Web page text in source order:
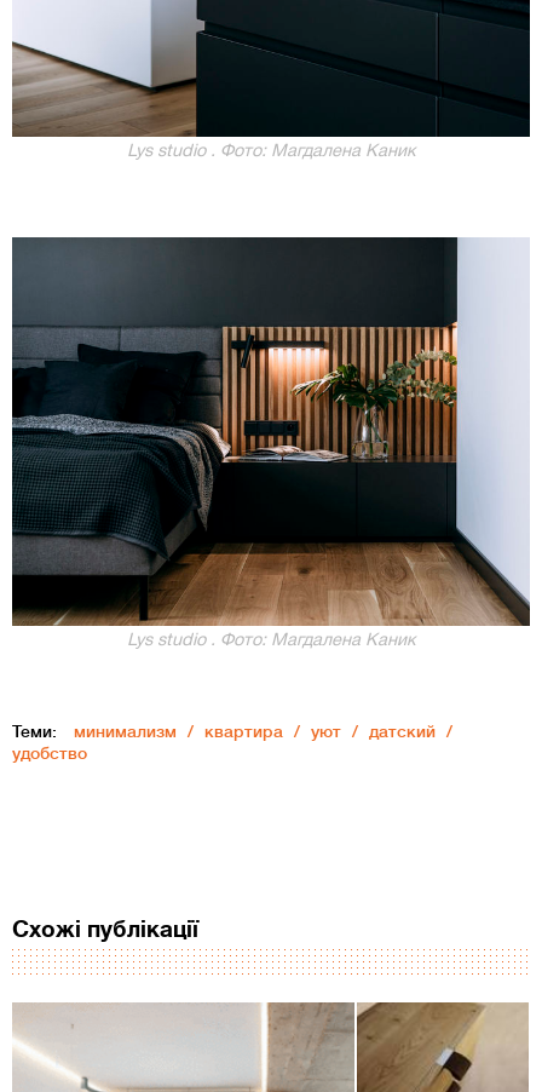
Lys studio . Фото: Магдалена Каник
Lys studio . Фото: Магдалена Каник
Теми: минимализм квартира уют
датский
удобство
Схожі публікації